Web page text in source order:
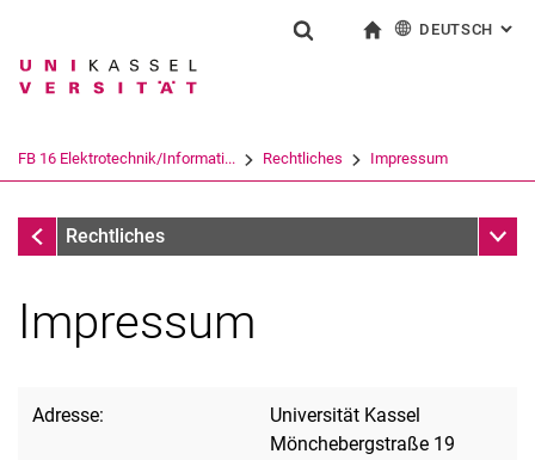
Springe direkt zu: Inhalt
Springe direkt zu: Suche
Springe direkt zu:
Suchbegriff
Suchen (öffnet externen Link in einem
DEUTSCH :
FB 16 Elektrotechnik/Informati... Rechtliches Impressum
FB 16 Elektrotechnik/Informatik
Rechtliches
Impressum
Adresse:
Universität Kassel
Mönchebergstraße 19